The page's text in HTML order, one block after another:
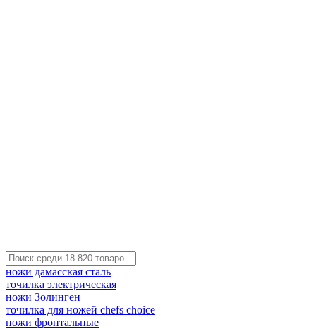
ножи дамасская сталь
точилка электрическая
ножи Золинген
точилка для ножей chefs choice
ножи фронтальные